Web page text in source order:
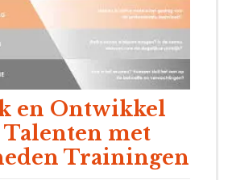
en Ontwikkel
Talenten met
Trainingen